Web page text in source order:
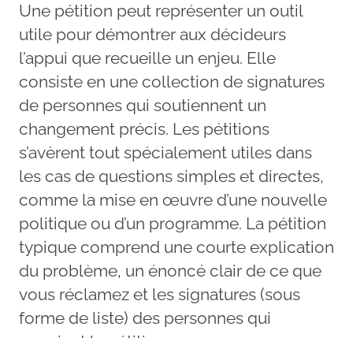
Une pétition peut représenter un outil
utile pour démontrer aux décideurs
l’appui que recueille un enjeu. Elle
consiste en une collection de signatures
de personnes qui soutiennent un
changement précis. Les pétitions
s’avèrent tout spécialement utiles dans
les cas de questions simples et directes,
comme la mise en œuvre d’une nouvelle
politique ou d’un programme. La pétition
typique comprend une courte explication
du problème, un énoncé clair de ce que
vous réclamez et les signatures (sous
forme de liste) des personnes qui